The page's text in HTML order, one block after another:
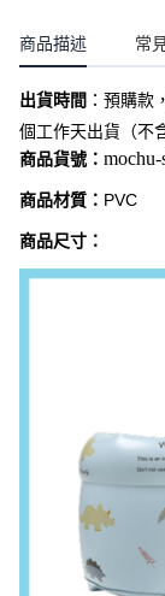
商品描述 常
出貨時間 ： 預購款
個工作天出貨（不
商品貨號：
商品材質： PVC
商品尺寸：